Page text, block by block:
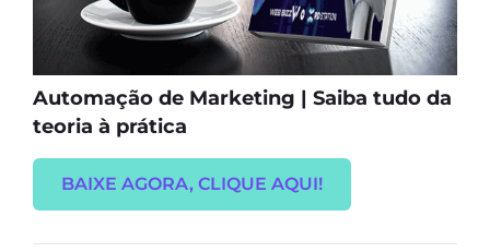
Automação de Marketing | Saiba tudo da
teoria à prática
BAIXE AGORA, CLIQUE AQUI!